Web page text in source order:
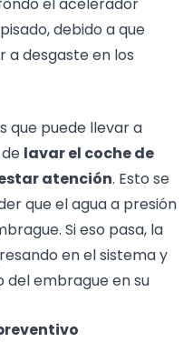
el acelerador
debido a que
a desgaste en los
que puede llevar a
lavar el coche de
atención. Esto se
que el agua a presión
Si eso pasa, la
en el sistema y
embrague en su